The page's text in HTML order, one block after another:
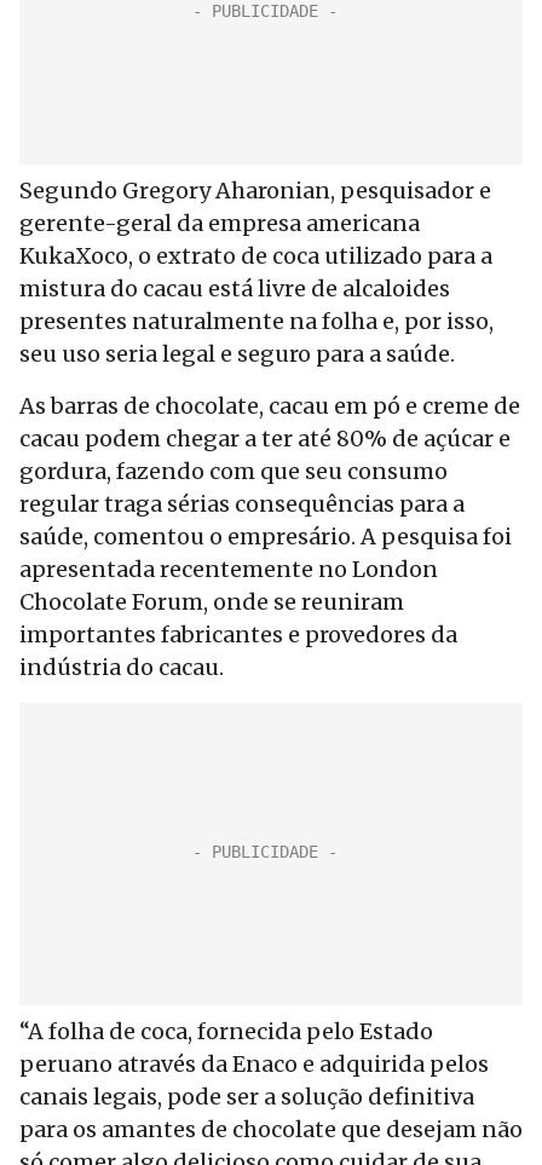
Segundo Gregory Aharonian, pesquisador e
gerente-geral da empresa americana
KukaXoco, o extrato de coca utilizado para a
mistura do cacau está livre de alcaloides
presentes naturalmente na folha e, por isso,
seu uso seria legal e seguro para a saúde.
As barras de chocolate, cacau em pó e creme de
cacau podem chegar a ter até 80% de açúcar e
gordura, fazendo com que seu consumo
regular traga sérias consequências para a
saúde, comentou o empresário. A pesquisa foi
apresentada recentemente no London
Chocolate Forum, onde se reuniram
importantes fabricantes e provedores da
indústria do cacau.
“A folha de coca, fornecida pelo Estado
peruano através da Enaco e adquirida pelos
canais legais, pode ser a solução definitiva
para os amantes de chocolate que desejam não